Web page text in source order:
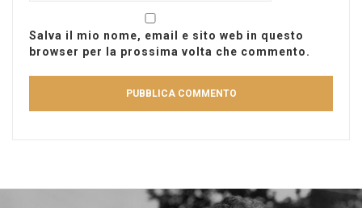
Salva il mio nome, email e sito web in questo
browser per la prossima volta che commento.